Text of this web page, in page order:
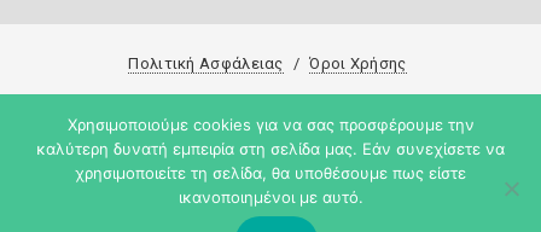
Πολιτική Ασφάλειας Όροι Χρήσης
Copyright 2026 Knowledge A.E.
Χρησιμοποιούμε cookies για να σας προσφέρουμε την
καλύτερη δυνατή εμπειρία στη σελίδα μας. Εάν συνεχίσετε να
χρησιμοποιείτε τη σελίδα, θα υποθέσουμε πως είστε
ικανοποιημένοι με αυτό.